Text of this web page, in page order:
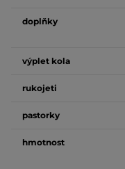
doplňky
výplet kola
rukojeti
pastorky
hmotnost